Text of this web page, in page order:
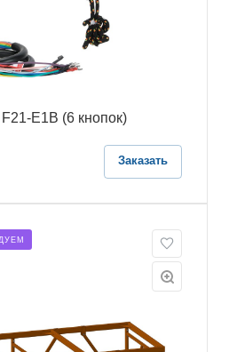
E1B (6 кнопок)
Заказать